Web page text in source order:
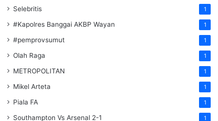
Selebritis 1
#Kapolres Banggai AKBP Wayan 1
#pemprovsumut 1
Olah Raga 1
METROPOLITAN 1
Mikel Arteta 1
Piala FA 1
Southampton Vs Arsenal 2-1 1